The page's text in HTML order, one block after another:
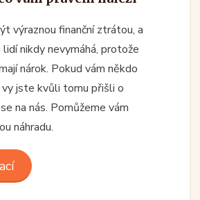
výraznou finanční ztrátou, a
nikdy nevymáhá, protože
nárok. Pokud vám někdo
jste kvůli tomu přišli o
na nás. Pomůžeme vám
náhradu.